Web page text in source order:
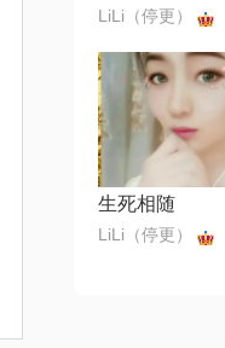
LiLi（停更）
生死相随
LiLi（停更）